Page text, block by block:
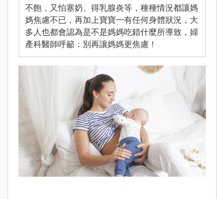
不飽，又怕塞奶、得乳腺炎等，種種情況都讓媽
媽焦慮不已，再加上寶寶一有任何身體狀況，大
多人也都會認為是不是媽媽吃錯什麼所導致，婦
產科醫師呼籲：別再讓媽媽更焦慮！